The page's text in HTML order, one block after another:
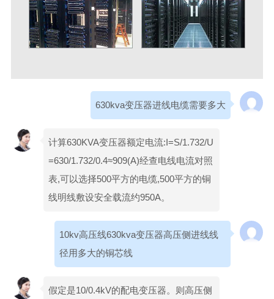
630kva变压器进线电缆需要多大
计算630KVA变压器额定电流:I=S/1.732/U
=630/1.732/0.4≈909(A)经查电线电流对照
表,可以选择500平方的电缆,500平方的铜
线明线敷设安全载流约950A。
10kv高压线630kva变压器高压侧进线线
径用多大的铜芯线
假定是10/0.4kV的配电变压器。则高压侧